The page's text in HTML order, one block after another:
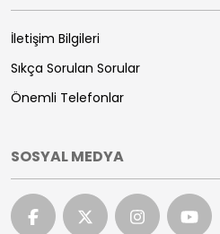
İletişim Bilgileri
Sıkça Sorulan Sorular
Önemli Telefonlar
SOSYAL MEDYA